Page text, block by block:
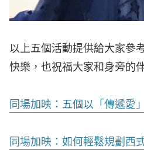
以上五個活動提供給大家參
快樂，也祝福大家和身旁的
同場加映：五個以「傳遞愛
同場加映：如何輕鬆規劃西